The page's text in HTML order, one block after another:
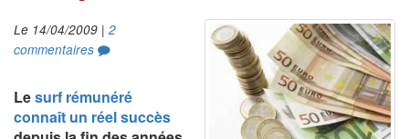
Le 14/04/2009 | 2
commentaires
Lesurf rémunéré
connaît un réel succès